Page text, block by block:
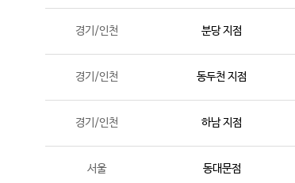
경기/인천 분당 지점
경기/인천 동두천 지점
경기/인천 하남 지점
서울 동대문점